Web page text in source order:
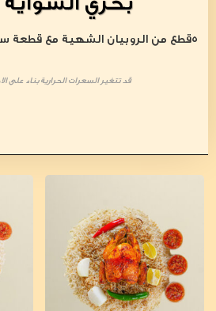
5قطع من الروبيان الشهية مع قطعة سمك مقلي يقدم من الرز
قد تتغير السعرات الحرارية بناء على